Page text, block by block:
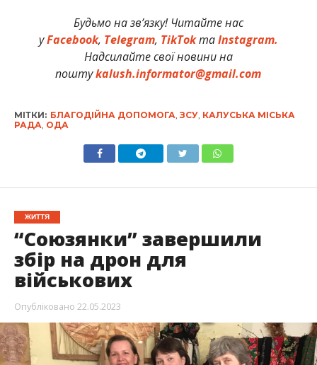
Будьмо на зв’язку! Читайте нас
уFacebook, Telegram, TikTokтаInstagram.
Надсилайте свої новини на
поштуkalush.informator@gmail.com
МІТКИ: БЛАГОДІЙНА ДОПОМОГА ЗСУ, КАЛУСЬКА МІСЬКА
РАДА ОДА
ЖИТТЯ
“Союзянки” завершили
збір на дрон для
військових
Опубліковано 22.05.2023